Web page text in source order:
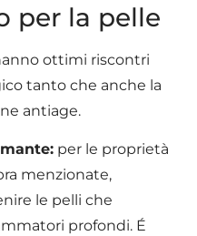
per la pelle
ottimi riscontri
tanto che anche la
antiage.
per le proprietà
menzionate,
le pelli che
profondi. É